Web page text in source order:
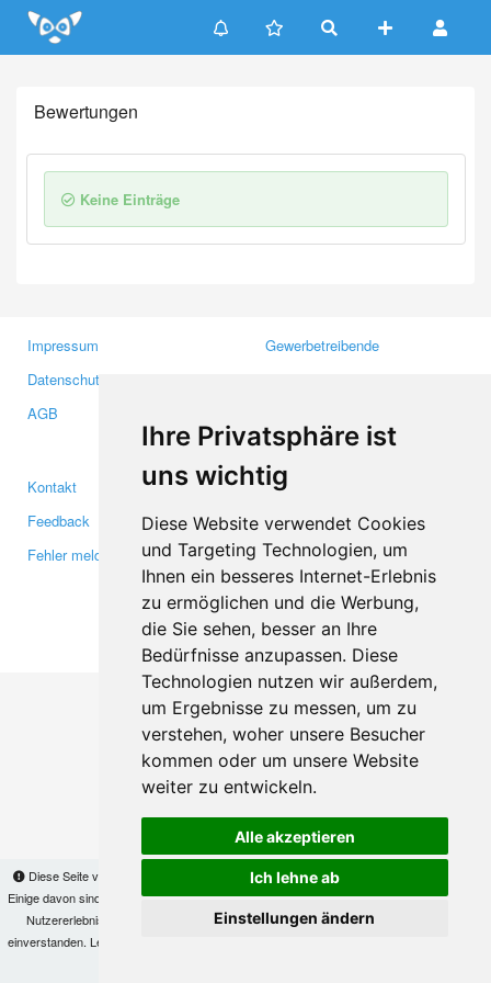
Ihre Privatsphäre ist
uns wichtig
Diese Website verwendet Cookies
und Targeting Technologien, um
Ihnen ein besseres Internet-Erlebnis
zu ermöglichen und die Werbung,
die Sie sehen, besser an Ihre
Bedürfnisse anzupassen. Diese
Technologien nutzen wir außerdem,
um Ergebnisse zu messen, um zu
verstehen, woher unsere Besucher
kommen oder um unsere Website
weiter zu entwickeln.
Alle akzeptieren
Ich lehne ab
Einstellungen ändern
Update cookies preferences
Diese Seite verwendet Cookies, um Informationen auf Ihrem Computer zu speichern.
Einige davon sind notwendig, damit unsere Seite funktioniert, andere helfen uns dabei, das
Nutzererlebnis zu verbessern. Mit der Nutzung dieser Seite erklären Sie sich damit
einverstanden. Lesen Sie unsere
Bewertungen
Keine Einträge
Impressum
Datenschutzerklärung
AGB
Gewerbetreibende
Medien
Kontakt
Feedback
Fehler melden
Facebook
Twitter
YouTube
Google+
Makis© Copyright 2026